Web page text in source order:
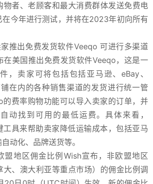
物者、老顾客和最大消费群体发送免费电
在今年进行测试，并将在2023年初向所有
推出免费发货软件Veeqo 可进行多渠道
在美国推出免费发货软件Veeqo，这是一
，卖家可将包括包括亚马逊、eBay、
在内的各种销售渠道的发货进行统一管
的费率购物功能可以导入卖家的订单，并
动找到可用的最低运费。具体来看，
具来帮助卖家降低运输成本，包括亚马
动化、品牌送货等。
盟地区佣金比例Wish宣布，非欧盟地区
大、澳大利亚等重点市场） 的佣金比例调